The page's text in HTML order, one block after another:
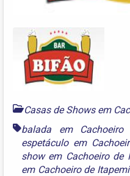
Casas de Shows em
balada em Cachoeiro
espetáculo em
show em Cachoeiro de
em Cachoeiro de